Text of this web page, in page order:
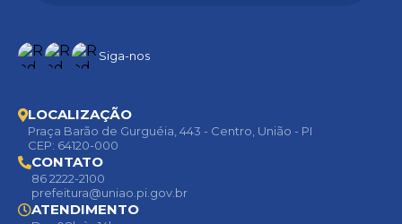
Siga-nos
LOCALIZAÇÃO
Praça Barão de Gurguéia, 443 - Centro, União - PI
CEP: 64120-000
CONTATO
86 2222-2100
prefeitura@uniao.pi.gov.br
ATENDIMENTO